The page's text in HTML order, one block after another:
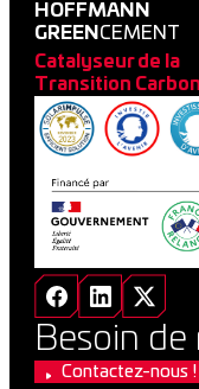
HOFFMANN
GREEN CEMENT
Catalyseur de la
Transition
Besoin de
Contactez-nous !